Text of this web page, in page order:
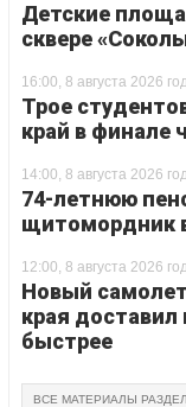
Детские
сквере
16:00, 8 августа 2026
Трое
край в финале
14:00, 8 августа 2026
74-летнюю
щитомордник
12:00, 8 августа 2026
Новый
края доставил
быстрее
ВСЕ МАТЕРИАЛЫ